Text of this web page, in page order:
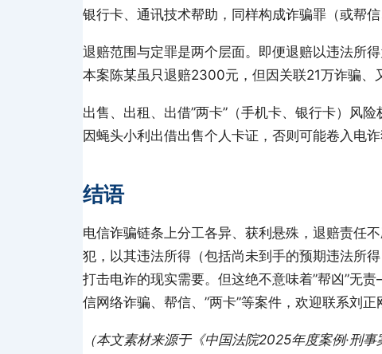
银行卡、通讯技术帮助，同样构成诈骗罪（或帮
退赔范围与定罪是两个层面。即便退赔以违法所
本案陈某虽只退赔2300元，但因关联21万诈骗、
出售、出租、出借”两卡”（手机卡、银行卡）风
因蝇头小利出借出售个人卡证，否则可能卷入电诈
结语
电信诈骗链条上分工各异、获利悬殊，退赔责任
犯，以其违法所得（包括尚未到手的预期违法所
打击电诈的现实需要。但这绝不意味着”帮凶”无
信网络诈骗、帮信、”两卡”等案件，欢迎联系刘
（本文素材来源于《中国法院2025年度案例·刑